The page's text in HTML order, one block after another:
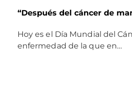
“Después del cáncer de
Hoy es el Día Mundial del
enfermedad de la que en…